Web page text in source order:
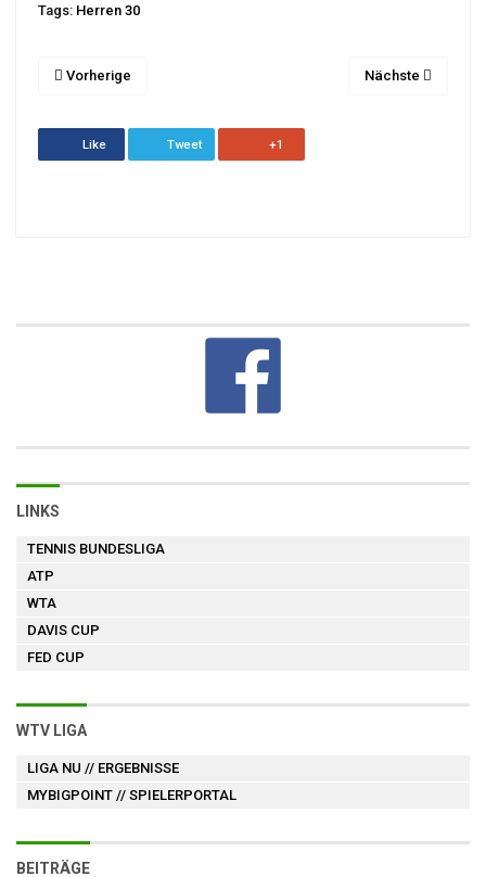
Tags: Herren 30
Vorherige Nächste
Like Tweet +1
LINKS
TENNIS BUNDESLIGA
ATP
WTA
DAVIS CUP
FED CUP
WTV LIGA
LIGA NU // ERGEBNISSE
MYBIGPOINT // SPIELERPORTAL
BEITRÄGE